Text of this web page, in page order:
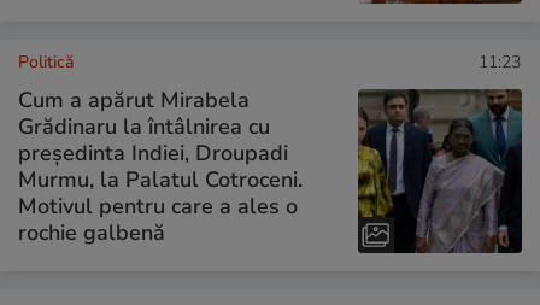
Politică 11:23
Cum a apărut Mirabela
Grădinaru la întâlnirea cu
președinta Indiei, Droupadi
Murmu, la Palatul Cotroceni.
Motivul pentru care a ales o
rochie galbenă